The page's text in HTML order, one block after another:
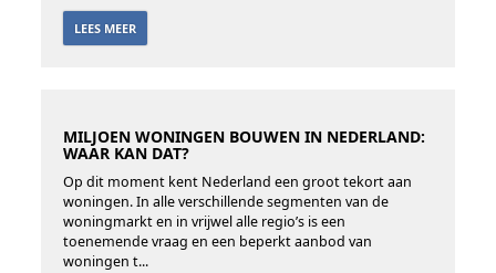
LEES MEER
MILJOEN WONINGEN BOUWEN IN NEDERLAND:
WAAR KAN DAT?
Op dit moment kent Nederland een groot tekort aan
woningen. In alle verschillende segmenten van de
woningmarkt en in vrijwel alle regio’s is een
toenemende vraag en een beperkt aanbod van
woningen t...